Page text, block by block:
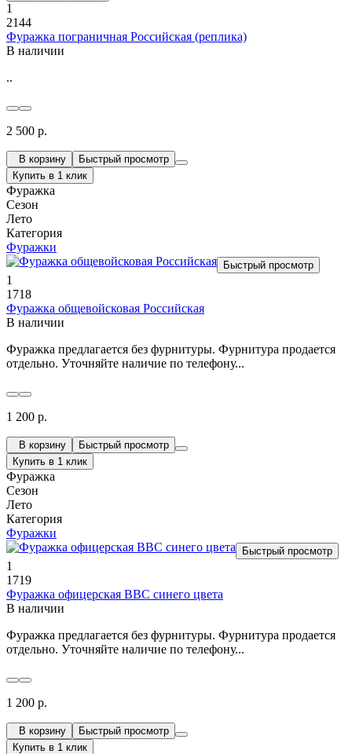
1
2144
Фуражка пограничная Российская (реплика)
В наличии
..
2 500 р.
В корзину
Быстрый просмотр
Купить в 1 клик
Фуражка
Сезон
Лето
Категория
Фуражки
Быстрый просмотр
1
1718
Фуражка общевойсковая Российская
В наличии
Фуражка предлагается без фурнитуры. Фурнитура продается
отдельно. Уточняйте наличие по телефону...
1 200 р.
В корзину
Быстрый просмотр
Купить в 1 клик
Фуражка
Сезон
Лето
Категория
Фуражки
Быстрый просмотр
1
1719
Фуражка офицерская ВВС синего цвета
В наличии
Фуражка предлагается без фурнитуры. Фурнитура продается
отдельно. Уточняйте наличие по телефону...
1 200 р.
В корзину
Быстрый просмотр
Купить в 1 клик